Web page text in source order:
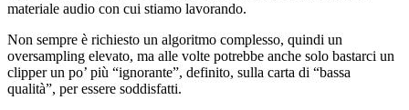
materiale audio con cui stiamo lavorando.
Non sempre è richiesto un algoritmo complesso, quindi un
oversampling elevato, ma alle volte potrebbe anche solo bastarci un
clipper un po’ più “ignorante”, definito, sulla carta di “bassa
qualità”, per essere soddisfatti.